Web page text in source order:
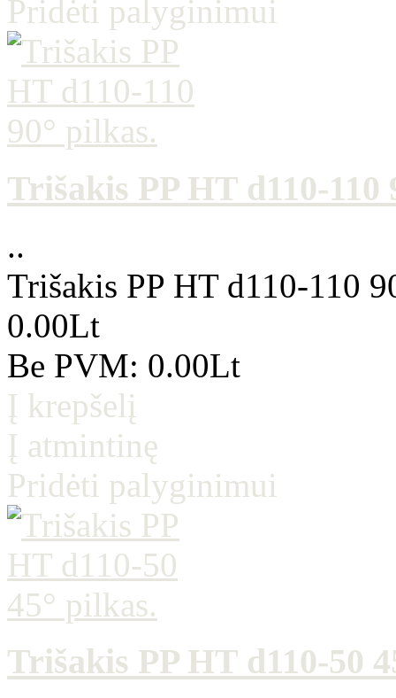
Pridėti palyginimui
Trišakis PP HT d110-110
..
Trišakis PP HT d110-110
0.00Lt
Be PVM: 0.00Lt
Į krepšelį
Į atmintinę
Pridėti palyginimui
Trišakis PP HT d110-50